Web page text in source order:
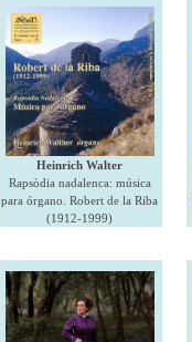
Heinrich Walter
Rapsòdia nadalenca: música
para órgano. Robert de la Riba
(1912-1999)